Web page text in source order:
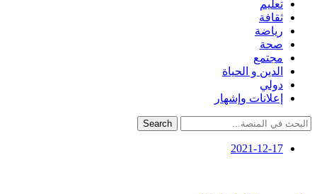
تعليم
ثقافة
رياضة
صحة
مجتمع
الدين و الحياة
دولي
إعلانات وإشهار
Search
2021-12-17